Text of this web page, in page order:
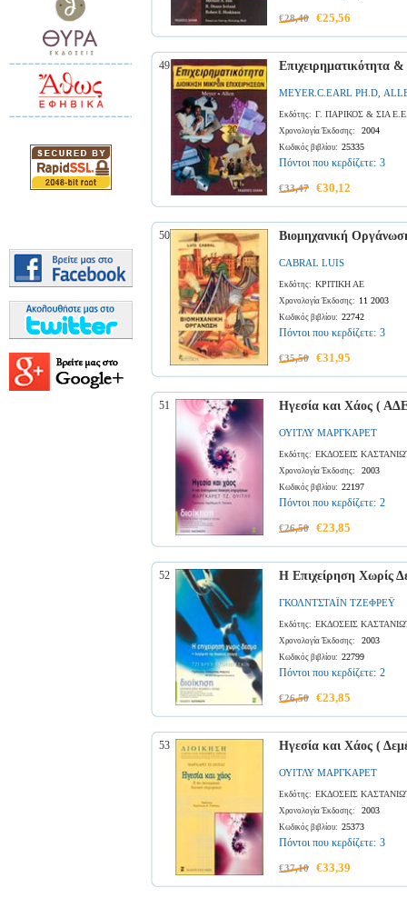
€28,40 €25,56
49 Επιχειρηματικότητα
MEYER.C.EARL PH.D
Εκδότης: Γ. ΠΑΡΙΚΟΣ & ΣΙΑ
Χρονολογία Έκδοσης: 2004
Κωδικός βιβλίου: 25335
Πόντοι που κερδίζετε: 3
€33,47 €30,12
50 Βιομηχανική
CABRAL LUIS
Εκδότης: ΚΡΙΤΙΚΗ ΑΕ
Χρονολογία Έκδοσης: 11 2003
Κωδικός βιβλίου: 22742
Πόντοι που κερδίζετε: 3
€35,50 €31,95
51 Ηγεσία και Χάος (
ΟΥΙΤΛΥ ΜΑΡΓΚΑΡΕΤ
Εκδότης: ΕΚΔΟΣΕΙΣ
Χρονολογία Έκδοσης: 2003
Κωδικός βιβλίου: 22197
Πόντοι που κερδίζετε: 2
€26,50 €23,85
52 Η Επιχείρηση Χωρίς
ΓΚΟΛΝΤΣΤΑΪΝ ΤΖΕΦΡΕΫ
Εκδότης: ΕΚΔΟΣΕΙΣ
Χρονολογία Έκδοσης: 2003
Κωδικός βιβλίου: 22799
Πόντοι που κερδίζετε: 2
€26,50 €23,85
53 Ηγεσία και Χάος (
ΟΥΙΤΛΥ ΜΑΡΓΚΑΡΕΤ
Εκδότης: ΕΚΔΟΣΕΙΣ
Χρονολογία Έκδοσης: 2003
Κωδικός βιβλίου: 25373
Πόντοι που κερδίζετε: 3
€37,10 €33,39